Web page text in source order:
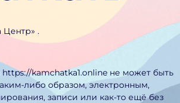
Центр» .
kamchatka1.online не может быть
либо образом, электронным,
записи или как-то ещё без